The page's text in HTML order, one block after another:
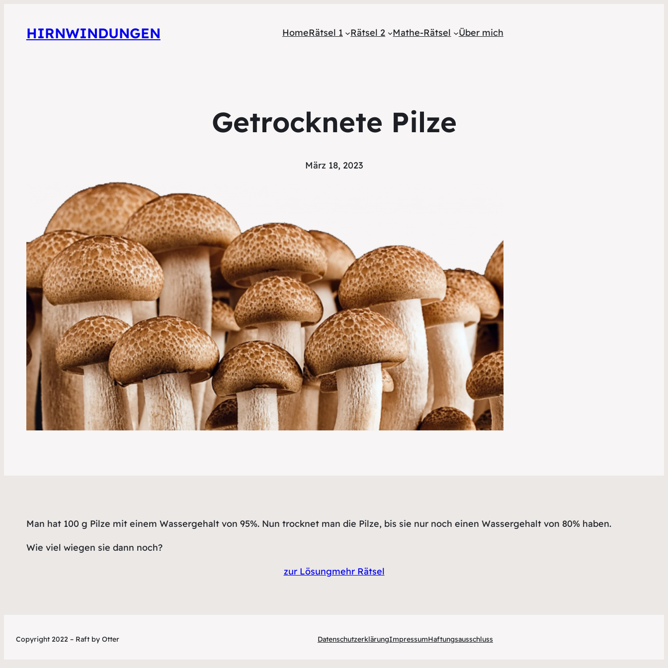
HIRNWINDUNGEN HomeRätsel 1 Rätsel 2 Mathe-Rätsel Über mich
Getrocknete Pilze
März 18, 2023
Man hat 100 g Pilze mit einem Wassergehalt von 95%. Nun trocknet man die Pilze, bis sie nur noch einen Wassergehalt von 80% haben.
Wie viel wiegen sie dann noch?
zur Lösungmehr Rätsel
Copyright 2022 – Raft by Otter DatenschutzerklärungImpressumHaftungsausschluss